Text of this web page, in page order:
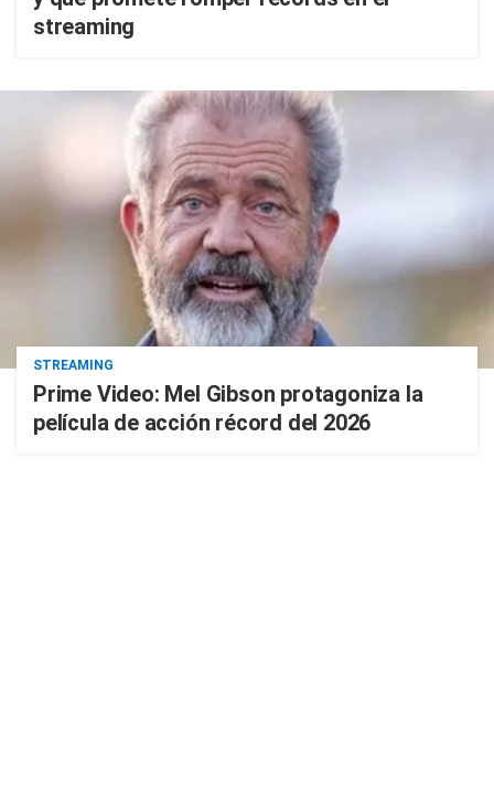
streaming
STREAMING
Prime Video: Mel Gibson protagoniza la
película de acción récord del 2026